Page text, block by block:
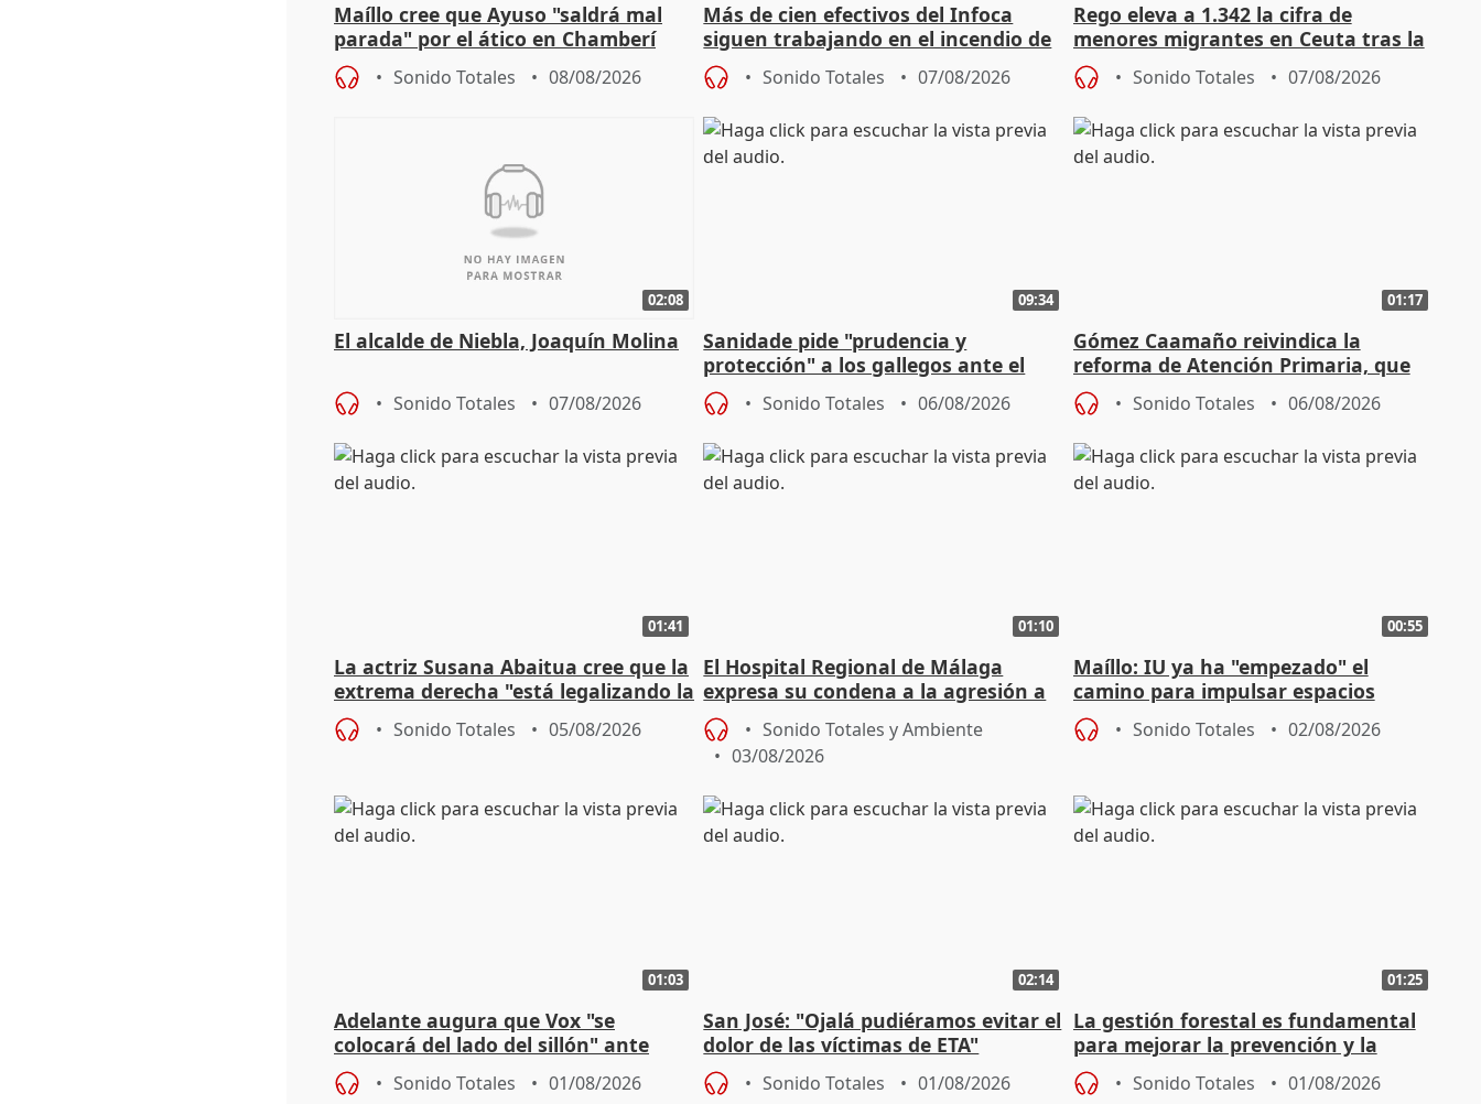
Maíllo cree que Ayuso "saldrá mal
parada" por el ático en Chamberí
Sonido Totales 08/08/2026
Más de cien efectivos del Infoca
siguen trabajando en el incendio de
Niebla (Huelva)
Sonido Totales 07/08/2026
Rego eleva a 1.342 la cifra de
menores migrantes en Ceuta tras la
entrada masiva
Sonido Totales 07/08/2026
02:08
El alcalde de Niebla, Joaquín Molina
Sonido Totales 07/08/2026
09:34
Sanidade pide "prudencia y
protección" a los gallegos ante el
eclipse del 12 de agosto
Sonido Totales 06/08/2026
01:17
Gómez Caamaño reivindica la
reforma de Atención Primaria, que
reforzará la autogestión
Sonido Totales 06/08/2026
01:41
La actriz Susana Abaitua cree que la
extrema derecha "está legalizando la
homofobia"
Sonido Totales 05/08/2026
01:10
El Hospital Regional de Málaga
expresa su condena a la agresión a
dos enfermeras de Urgencias
Sonido Totales y Ambiente
03/08/2026
00:55
Maíllo: IU ya ha "empezado" el
camino para impulsar espacios
unitarios para las municipales
Sonido Totales 02/08/2026
01:03
Adelante augura que Vox "se
colocará del lado del sillón" ante
iniciativas de la oposición
Sonido Totales 01/08/2026
02:14
San José: "Ojalá pudiéramos evitar el
dolor de las víctimas de ETA"
Sonido Totales 01/08/2026
01:25
La gestión forestal es fundamental
para mejorar la prevención y la
actuación frente a incendios
Sonido Totales 01/08/2026